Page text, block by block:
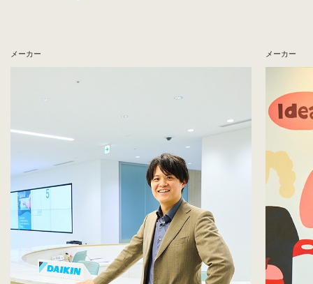
メーカー メーカー